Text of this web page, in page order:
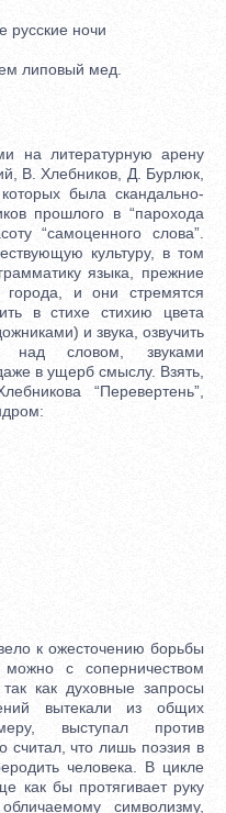
ночи
липовый мед.
литературную арену
В. Хлебников, Д. Бурлюк,
была скандально-
прошлого в “парохода
“самоценного слова”.
культуру, в том
языка, прежние
и они стремятся
в стихе стихию цвета
и звука, озвучить
над словом, звуками
в ущерб смыслу. Взять,
“Перевертень”,
к ожесточению борьбы
с соперничеством
как духовные запросы
вытекали из общих
выступал против
считал, что лишь поэзия в
человека. В цикле
как бы протягивает руку
символизму,